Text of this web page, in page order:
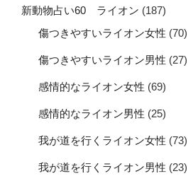
新動物占い60 ライオン (187)
傷つきやすいライオン女性 (70)
傷つきやすいライオン男性 (27)
感情的なライオン女性 (69)
感情的なライオン男性 (25)
我が道を行くライオン女性 (73)
我が道を行くライオン男性 (23)